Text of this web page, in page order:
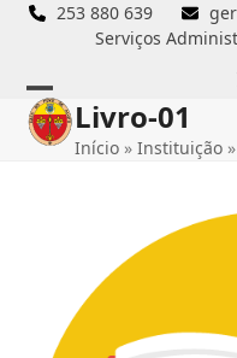
Skip
253 880 639
Serviços
Open
mobile
Close
mobile
Livro-01
Início »Instituição »